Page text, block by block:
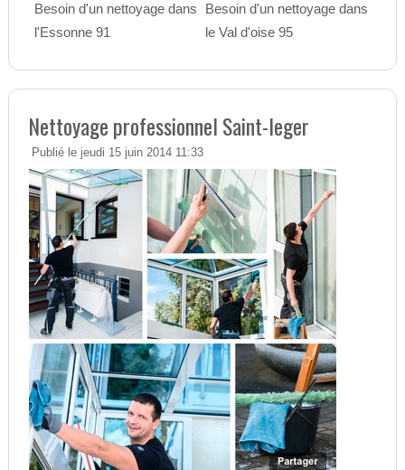
Besoin d'un nettoyage dans
l'Essonne 91
Besoin d'un nettoyage dans
le Val d'oise 95
Nettoyage professionnel Saint-leger
Publié le jeudi 15 juin 2014 11:33